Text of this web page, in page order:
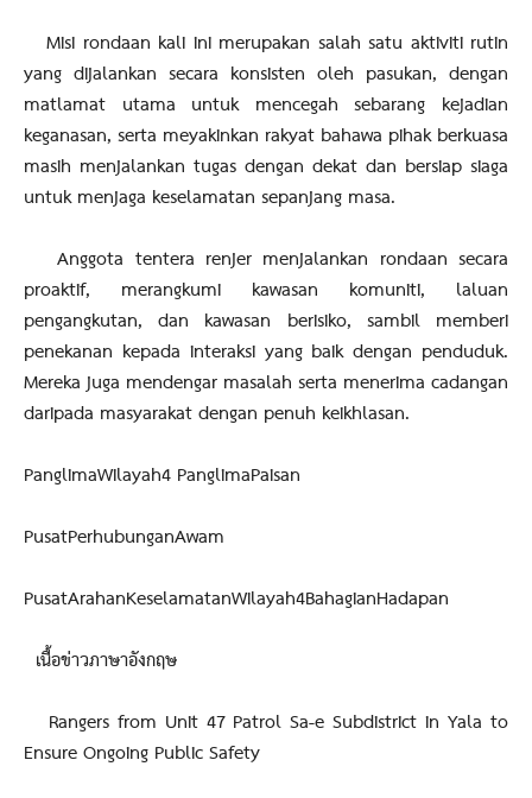
Misi rondaan kali ini merupakan salah satu aktiviti rutin
yang dijalankan secara konsisten oleh pasukan, dengan
matlamat utama untuk mencegah sebarang kejadian
keganasan, serta meyakinkan rakyat bahawa pihak berkuasa
masih menjalankan tugas dengan dekat dan bersiap siaga
untuk menjaga keselamatan sepanjang masa.
Anggota tentera renjer menjalankan rondaan secara
proaktif, merangkumi kawasan komuniti, laluan
pengangkutan, dan kawasan berisiko, sambil memberi
penekanan kepada interaksi yang baik dengan penduduk.
Mereka juga mendengar masalah serta menerima cadangan
daripada masyarakat dengan penuh keikhlasan.
PanglimaWilayah4 PanglimaPaisan
PusatPerhubunganAwam
PusatArahanKeselamatanWilayah4BahagianHadapan
เนื้อข่าวภาษาอังกฤษ
Rangers from Unit 47 Patrol Sa-e Subdistrict in Yala to
Ensure Ongoing Public Safety